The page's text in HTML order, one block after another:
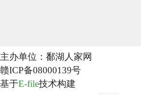
主办单位：鄱湖人家网
赣ICP备08000139号
基于E-file技术构建